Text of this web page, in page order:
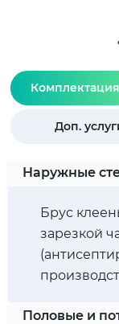
Комплектация
Доп.
Наружные
Брус
зарезкой
Половые и